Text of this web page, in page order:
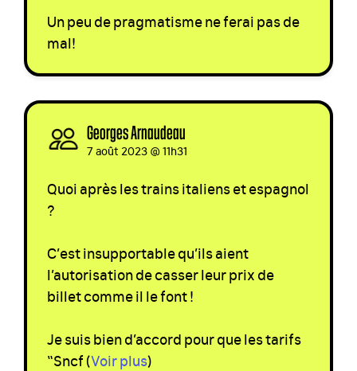
Un peu de pragmatisme ne ferai pas de
mal!
Georges Arnaudeau
7 août 2023 @ 11h31
Quoi après les trains italiens et espagnol
?
C’est insupportable qu’ils aient
l’autorisation de casser leur prix de
billet comme il le font !
Je suis bien d’accord pour que les tarifs
“Sncf(Voir plus)